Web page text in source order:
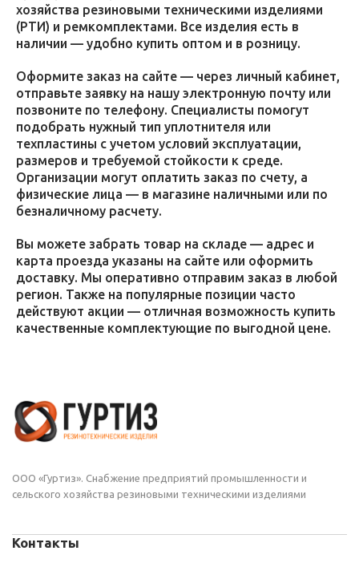
хозяйства резиновыми техническими изделиями
(РТИ) и ремкомплектами. Все изделия есть в
наличии — удобно купить оптом и в розницу.
Оформите заказ на сайте — через личный кабинет,
отправьте заявку на нашу электронную почту или
позвоните по телефону. Специалисты помогут
подобрать нужный тип уплотнителя или
техпластины с учетом условий эксплуатации,
размеров и требуемой стойкости к среде.
Организации могут оплатить заказ по счету, а
физические лица — в магазине наличными или по
безналичному расчету.
Вы можете забрать товар на складе — адрес и
карта проезда указаны на сайте или оформить
доставку. Мы оперативно отправим заказ в любой
регион. Также на популярные позиции часто
действуют акции — отличная возможность купить
качественные комплектующие по выгодной цене.
ООО «Гуртиз». Снабжение предприятий промышленности и
сельского хозяйства резиновыми техническими изделиями
Контакты